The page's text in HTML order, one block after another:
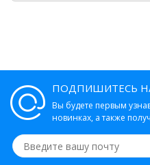
ПОДПИШИТЕСЬ
Вы будете первым
новинках, а также